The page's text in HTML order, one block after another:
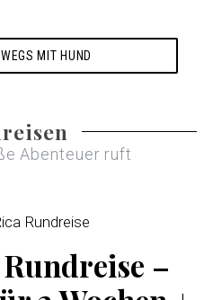
MIT HUND
Abenteuer ruft
–